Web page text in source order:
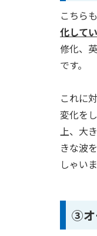
こちら
化して
修化、
です。
これに
変化を
上、大
きな波
しゃいま
③オ